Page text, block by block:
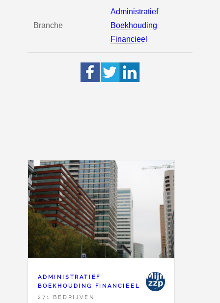
Branche
Administratief
Boekhouding
Financieel
ADMINISTRATIEF
BOEKHOUDING FINANCIEEL
271 BEDRIJVEN,